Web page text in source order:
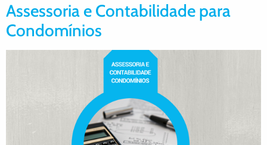
Assessoria e Contabilidade para
Condomínios